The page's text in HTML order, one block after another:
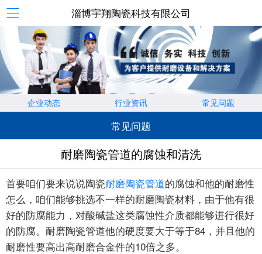
淄博宇翔陶瓷科技有限公司
企业动态 行业资讯 常见问题
常见问题
耐磨陶瓷管道的腐蚀和清洗
首要咱们要来说说陶瓷耐磨陶瓷管道的腐蚀和他的耐磨性
怎么，咱们能够挑选不一样的耐磨陶瓷材料，由于他有很
好的防腐能力，对酸碱盐这类腐蚀性介质都能够进行很好
的防腐。耐磨陶瓷管道他的硬度要大于等于84，并且他的
耐磨性要高出高耐磨合金件的10倍之多。